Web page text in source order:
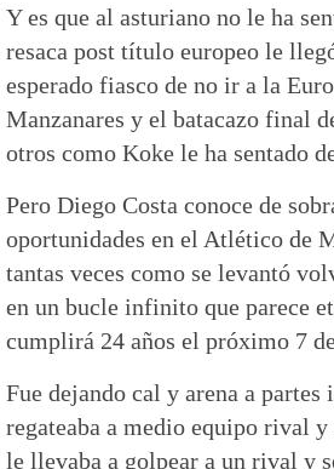
Y es que al asturiano no le ha
resaca post título europeo le
esperado fiasco de no ir a la
Manzanares y el batacazo final
otros como Koke le ha sentado
Pero Diego Costa conoce de
oportunidades en el Atlético de
tantas veces como se levantó
en un bucle infinito que parece
cumplirá 24 años el próximo 7
Fue dejando cal y arena a
regateaba a medio equipo rival y
le llevaba a golpear a un rival y